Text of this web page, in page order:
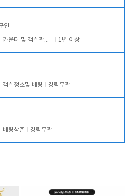
인
카운터 및 객실관리 전반 1년 이상
객실청소및 베팅 경력무관
베팅삼촌 경력무관